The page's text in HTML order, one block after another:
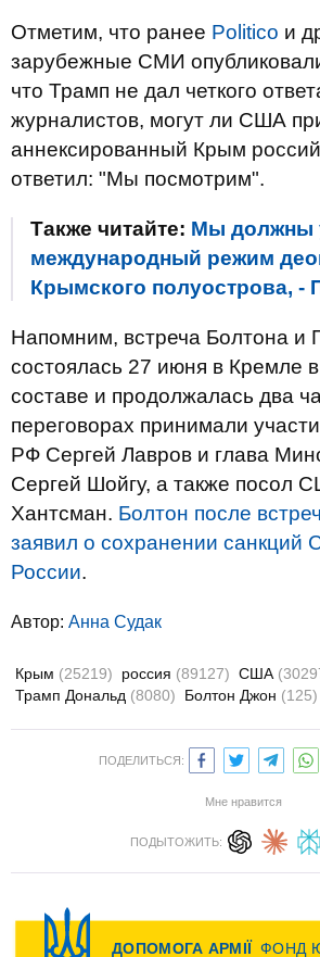
Отметим, что ранее Politico и
зарубежные СМИ
что Трамп не дал четкого
журналистов, могут ли США
аннексированный Крым
ответил: "Мы посмотрим".
Также читайте: Мы должны
международный режим
Крымского полуострова, -
Напомним, встреча Болтона и
состоялась 27 июня в Кремле
составе и продолжалась два
переговорах принимали
РФ Сергей Лавров и глава
Сергей Шойгу, а также посол
Хантсман. Болтон после
заявил о сохранении санкций
России.
Автор: Анна Судак
Крым (25219) россия (89127) США
Трамп Дональд (8080) Болтон Джон (125)
ПОДЕЛИТЬСЯ:
Мне нравится
ПОДЫТОЖИТЬ: